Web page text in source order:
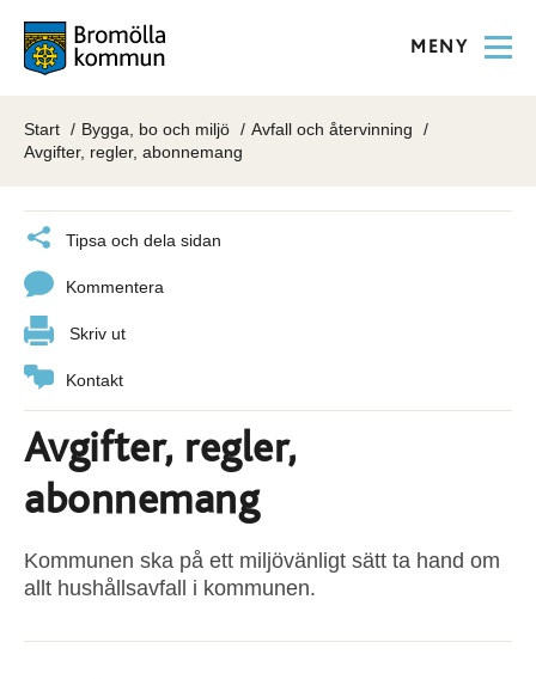
MENY
Start Bygga, bo och miljö
Avfall och återvinning
Avgifter, regler, abonnemang
Tipsa och dela sidan
Kommentera
Skriv ut
Kontakt
Avgifter, regler,
abonnemang
Kommunen ska på ett miljövänligt sätt ta hand om
allt hushållsavfall i kommunen.